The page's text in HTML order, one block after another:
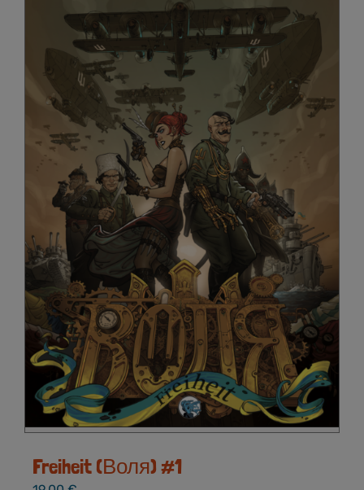
Freiheit (Воля) #1